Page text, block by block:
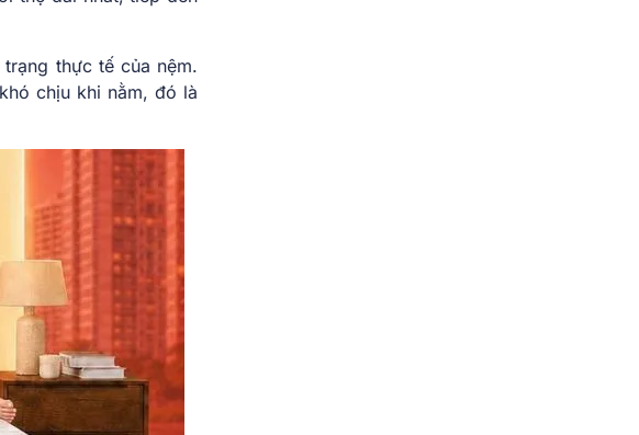
thực tế của nệm.
chịu khi nằm, đó là